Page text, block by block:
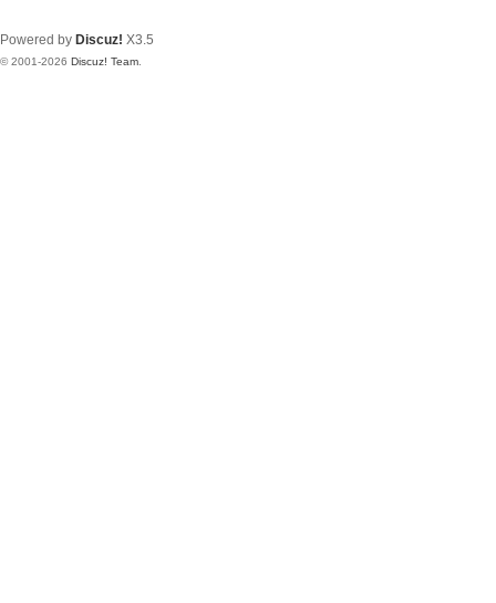
Powered by Discuz! X3.5
© 2001-2026 Discuz! Team